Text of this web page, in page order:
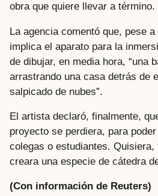
obra que quiere llevar a término.
La agencia comentó que, pese
implica el aparato para la
de dibujar, en media hora, “una
arrastrando una casa detrás de
salpicado de nubes”.
El artista declaró, finalmente,
proyecto se perdiera, para
colegas o estudiantes. Quisiera,
creara una especie de cátedra
(Con información de Reuters)